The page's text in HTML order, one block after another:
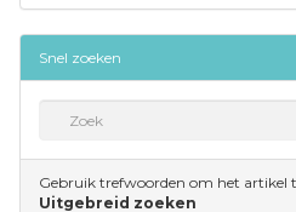
Snel zoeken
Gebruik trefwoorden om het artikel
Uitgebreid zoeken